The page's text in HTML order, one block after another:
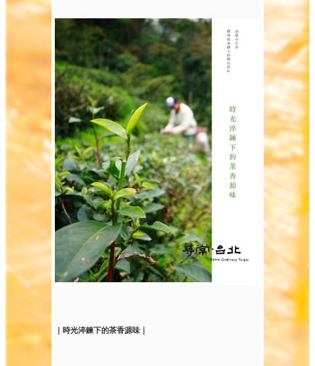
｜時光淬鍊下的茶香源味｜